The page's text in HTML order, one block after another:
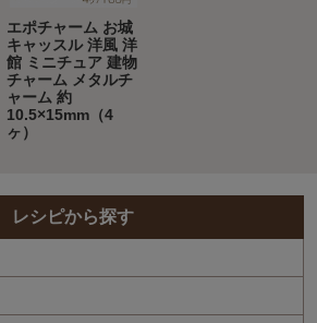
エポチャーム お城
キャッスル 洋風 洋
館 ミニチュア 建物
チャーム メタルチ
ャーム 約
10.5×15mm（4
ヶ）
レシピから探す